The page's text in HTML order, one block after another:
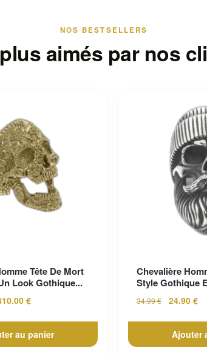
NOS BESTSELLERS
aimés par nos
Tête De Mort
Look Gothique...
€
au panier
Chevalière
Style Gothique
34.99€ 24.90 €
Ajouter